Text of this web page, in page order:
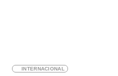
INTERNACIONAL